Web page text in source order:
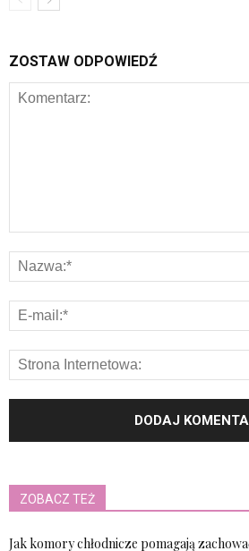
ZOSTAW ODPOWIEDŹ
ZOBACZ TEŻ
Jak komory chłodnicze pomagają